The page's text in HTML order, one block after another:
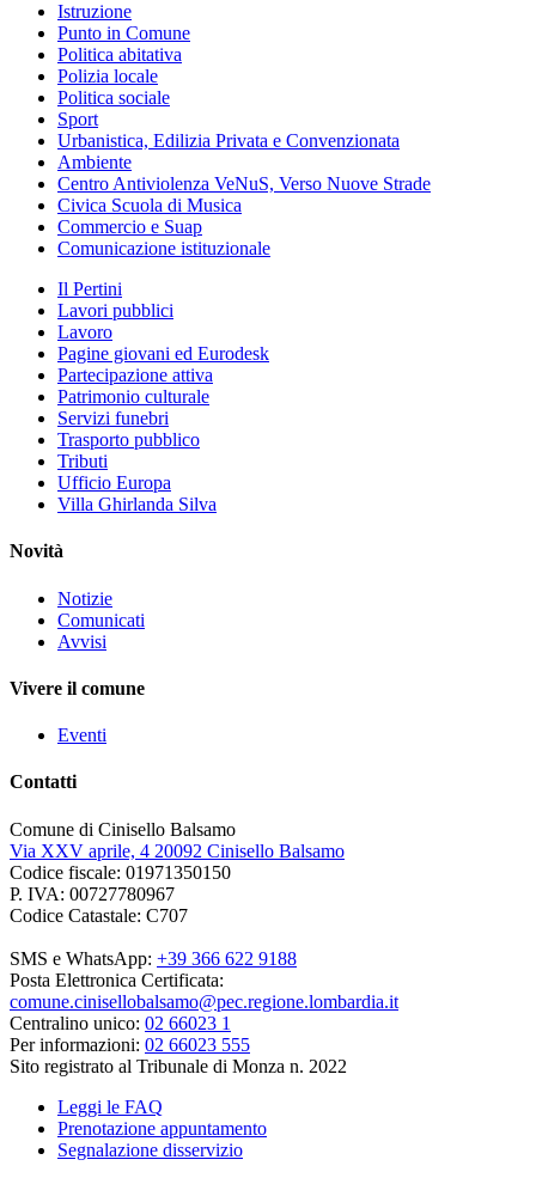
Istruzione
Punto in Comune
Politica abitativa
Polizia locale
Politica sociale
Sport
Urbanistica, Edilizia Privata e Convenzionata
Ambiente
Centro Antiviolenza VeNuS, Verso Nuove Strade
Civica Scuola di Musica
Commercio e Suap
Comunicazione istituzionale
Il Pertini
Lavori pubblici
Lavoro
Pagine giovani ed Eurodesk
Partecipazione attiva
Patrimonio culturale
Servizi funebri
Trasporto pubblico
Tributi
Ufficio Europa
Villa Ghirlanda Silva
Novità
Notizie
Comunicati
Avvisi
Vivere il comune
Eventi
Contatti
Comune di Cinisello Balsamo
Via XXV aprile, 4 20092 Cinisello Balsamo
Codice fiscale: 01971350150
P. IVA: 00727780967
Codice Catastale: C707
SMS e WhatsApp: +39 366 622 9188
Posta Elettronica Certificata:
comune.cinisellobalsamo@pec.regione.lombardia.it
Centralino unico: 02 66023 1
Per informazioni: 02 66023 555
Sito registrato al Tribunale di Monza n. 2022
Leggi le FAQ
Prenotazione appuntamento
Segnalazione disservizio